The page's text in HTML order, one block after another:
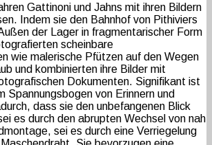
Gattinoni und Jahns mit ihren Bildern
Indem sie den Bahnhof von Pithiviers
der Lager in fragmentarischer Form
scheinbare
wie malerische Pfützen auf den Wegen
und kombinierten ihre Bilder mit
Dokumenten. Signifikant ist
Spannungsbogen von Erinnern und
dass sie den unbefangenen Blick
es durch den abrupten Wechsel von nah
sei es durch eine Verriegelung